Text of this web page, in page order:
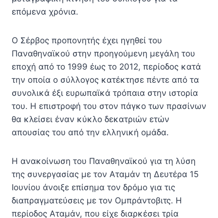
επόμενα χρόνια.
Ο Σέρβος προπονητής έχει ηγηθεί του
Παναθηναϊκού στην προηγούμενη μεγάλη του
εποχή από το 1999 έως το 2012, περίοδος κατά
την οποία ο σύλλογος κατέκτησε πέντε από τα
συνολικά έξι ευρωπαϊκά τρόπαια στην ιστορία
του. Η επιστροφή του στον πάγκο των πρασίνων
θα κλείσει έναν κύκλο δεκατριών ετών
απουσίας του από την ελληνική ομάδα.
Η ανακοίνωση του Παναθηναϊκού για τη λύση
της συνεργασίας με τον Αταμάν τη Δευτέρα 15
Ιουνίου άνοιξε επίσημα τον δρόμο για τις
διαπραγματεύσεις με τον Ομπράντοβιτς. Η
περίοδος Αταμάν, που είχε διαρκέσει τρία